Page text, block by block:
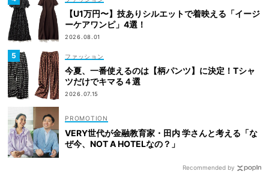
【U1万円〜】技ありシルエットで着映える「イージ
ーケアワンピ」4選！
2026.08.01
ファッション
今夏、一番使えるのは【柄パンツ】に決定！Tシャ
ツだけでキマる４選
2026.07.15
VERY世代が金融教育家・田内 学さんと考える「な
ぜ今、NOT A HOTELなの？」
Recommended by